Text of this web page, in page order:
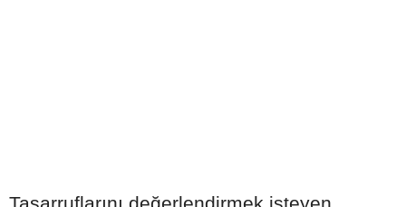
Tasarruflarını değerlendirmek isteyen